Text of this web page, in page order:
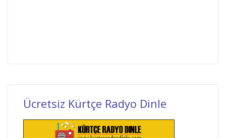
Ücretsiz Kürtçe Radyo Dinle